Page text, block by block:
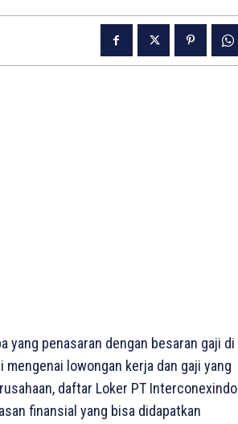
yang penasaran dengan besaran gaji di
lowongan kerja dan gaji yang
daftar Loker PT Interconexindo
finansial yang bisa didapatkan